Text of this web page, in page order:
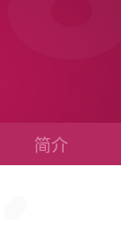
简介